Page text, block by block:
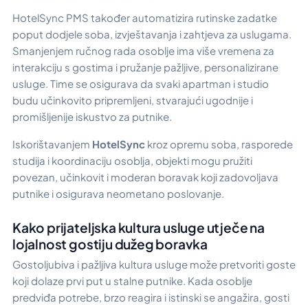
HotelSync PMS također automatizira rutinske zadatke
poput dodjele soba, izvještavanja i zahtjeva za uslugama.
Smanjenjem ručnog rada osoblje ima više vremena za
interakciju s gostima i pružanje pažljive, personalizirane
usluge. Time se osigurava da svaki apartman i studio
budu učinkovito pripremljeni, stvarajući ugodnije i
promišljenije iskustvo za putnike.
Iskorištavanjem HotelSync kroz opremu soba, rasporede
studija i koordinaciju osoblja, objekti mogu pružiti
povezan, učinkovit i moderan boravak koji zadovoljava
putnike i osigurava neometano poslovanje.
Kako prijateljska kultura usluge utječe na
lojalnost gostiju dužeg boravka
Gostoljubiva i pažljiva kultura usluge može pretvoriti goste
koji dolaze prvi put u stalne putnike. Kada osoblje
predviđa potrebe, brzo reagira i istinski se angažira, gosti